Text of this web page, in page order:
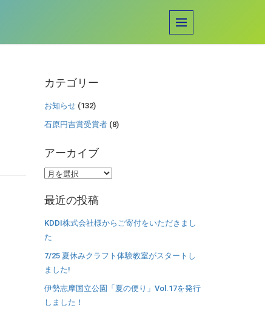
カテゴリー
お知らせ(132)
石原円吉賞受賞者(8)
アーカイブ
ア
カ
最近の投稿
KDDI株式会社様からご寄付をいただきまし
た
7/25 夏休みクラフト体験教室がスタートし
ました!
伊勢志摩国立公園「夏の便り」Vol.17を発行
しました！